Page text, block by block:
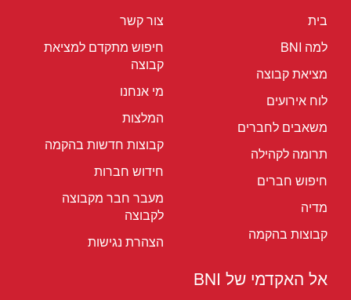
בית
למה BNI
מציאת קבוצה
לוח אירועים
משאבים לחברים
תרומה לקהילה
חיפוש חברים
מדיה
קבוצות בהקמה
צור קשר
חיפוש מתקדם למציאת
קבוצה
מי אנחנו
המלצות
קבוצות חדשות בהקמה
חידוש חברות
מעבר חבר מקבוצה
לקבוצה
הצהרת נגישות
אל האקדמי של BNI